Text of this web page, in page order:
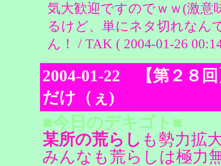
気大歓迎ですのでｗｗ(激意
るけど、単にネタ切れなん
ん！ / TAK ( 2004-01-26
2004-01-22 【第２８
だけ（ぇ)
■今日のデキゴト■
某所の荒らし も勢力拡
みんなも荒らしは極力